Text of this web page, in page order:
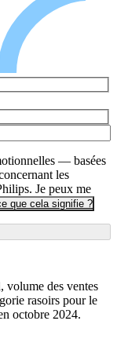
— basées
les
Je peux me
que cela signifie ?
volume des ventes
rasoirs pour le
octobre 2024.